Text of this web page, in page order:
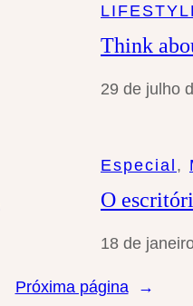
Think
29 de julho
Especial ,
O
18 de
Próxima página →